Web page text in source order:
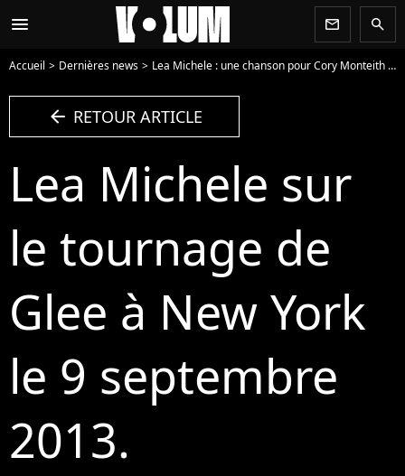
menu newsletter search
Accueil Dernières news Lea Michele : une chanson pour Cory Monteith sur son album
arrow_left RETOUR ARTICLE
Lea Michele sur
le tournage de
Glee à New York
le 9 septembre
2013.